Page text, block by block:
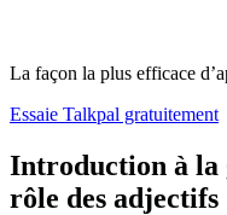
La façon la plus efficace
Essaie Talkpal gratuitement
Introduction à la
rôle des adjectifs